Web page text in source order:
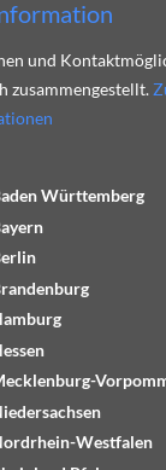
und
zusammengestellt.
Württemberg
Westfalen